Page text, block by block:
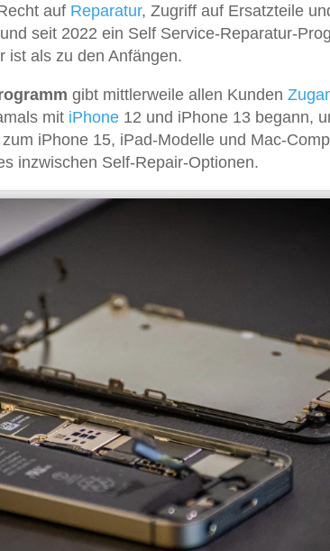
auf Reparatur, Zugriff auf Ersatzteile
seit 2022 ein Self Service-Reparatur-
ist als zu den Anfängen.
gibt mittlerweile allen Kunden
mit iPhone 12 und iPhone 13 begann,
iPhone 15, iPad-Modelle und Mac-
inzwischen Self-Repair-Optionen.